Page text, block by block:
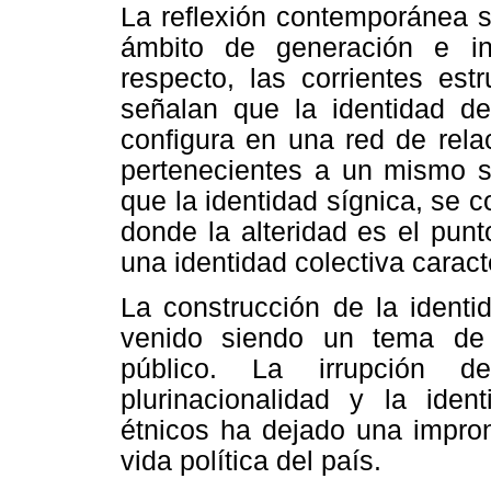
La reflexión contemporánea
ámbito de generación e
respecto, las corrientes
señalan que la identidad
configura en una red de
pertenecientes a un mismo
que la identidad sígnica, se
donde la alteridad es el
una identidad colectiva
La construcción de la
venido siendo un tema
público. La irrupción
plurinacionalidad y la
étnicos ha dejado una
vida política del país.